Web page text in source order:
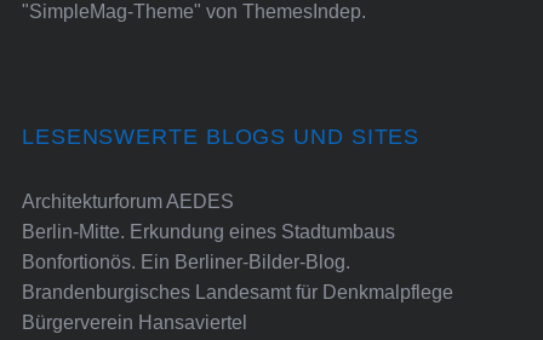
"SimpleMag-Theme" von ThemesIndep.
LESENSWERTE BLOGS UND SITES
Architekturforum AEDES
Berlin-Mitte. Erkundung eines Stadtumbaus
Bonfortionös. Ein Berliner-Bilder-Blog.
Brandenburgisches Landesamt für Denkmalpflege
Bürgerverein Hansaviertel